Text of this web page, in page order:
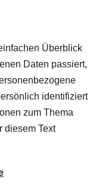
Überblick
Daten passiert,
identifiziert
zum Thema
diesem Text